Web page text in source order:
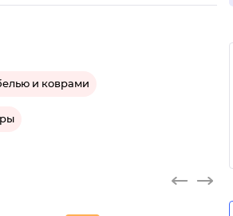
и коврами